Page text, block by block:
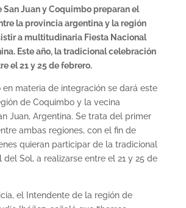
San Juan y Coquimbo preparan el
la provincia argentina y la región
a multitudinaria Fiesta Nacional
Este año, la tradicional celebración
el21 y 25 de febrero.
en materia de integración se dará este
de Coquimbo y la vecina
Juan, Argentina. Se trata del primer
ambas regiones, con el fin de
quieran participar de la tradicional
del Sol, a realizarse entre el 21 y 25 de
el Intendente de la región de